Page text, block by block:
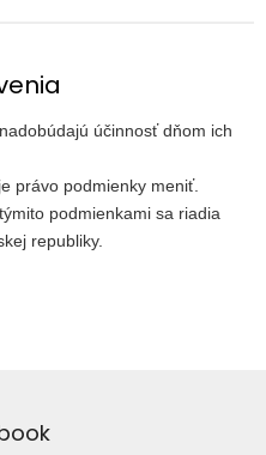
účinnosť dňom ich
právo podmienky meniť.
podmienkami sa riadia
republiky.